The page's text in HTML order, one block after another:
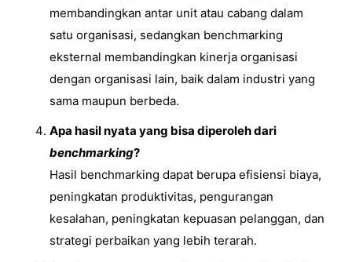
membandingkan antar unit atau cabang dalam
satu organisasi, sedangkan benchmarking
eksternal membandingkan kinerja organisasi
dengan organisasi lain, baik dalam industri yang
sama maupun berbeda.
Apa hasil nyata yang bisa diperoleh dari
benchmarking?
Hasil benchmarking dapat berupa efisiensi biaya,
peningkatan produktivitas, pengurangan
kesalahan, peningkatan kepuasan pelanggan, dan
strategi perbaikan yang lebih terarah.